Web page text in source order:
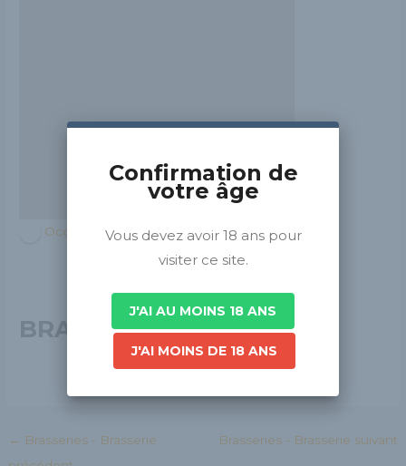
Occitanie
BRASSERIE DU MIDI
← Brasseries - Brasserie
Brasseries - Brasserie suivant
Confirmation de
votre âge
Vous devez avoir 18 ans pour
visiter ce site.
J'AI AU MOINS 18 ANS
J'AI MOINS DE 18 ANS